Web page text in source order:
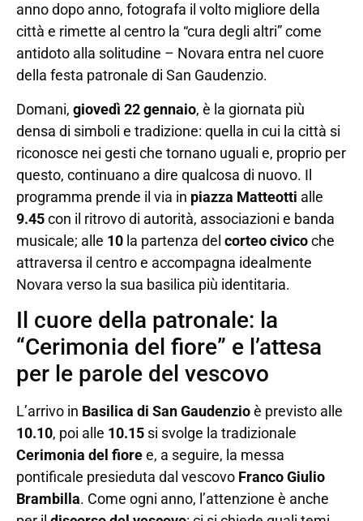
anno dopo anno, fotografa il volto migliore della
città e rimette al centro la “cura degli altri” come
antidoto alla solitudine – Novara entra nel cuore
della festa patronale di San Gaudenzio.
Domani, giovedì 22 gennaio, è la giornata più
densa di simboli e tradizione: quella in cui la città si
riconosce nei gesti che tornano uguali e, proprio per
questo, continuano a dire qualcosa di nuovo. Il
programma prende il via in piazza Matteotti alle
9.45con il ritrovo di autorità, associazioni e banda
musicale; alle 10 la partenza del corteo civicoche
attraversa il centro e accompagna idealmente
Novara verso la sua basilica più identitaria.
Il cuore della patronale: la
“Cerimonia del fiore” e l’attesa
per le parole del vescovo
L’arrivo in Basilica di San Gaudenzioè previsto alle
10.10, poi alle 10.15 si svolge la tradizionale
Cerimonia del fioree, a seguire, la messa
pontificale presieduta dal vescovo Franco Giulio
Brambilla. Come ogni anno, l’attenzione è anche